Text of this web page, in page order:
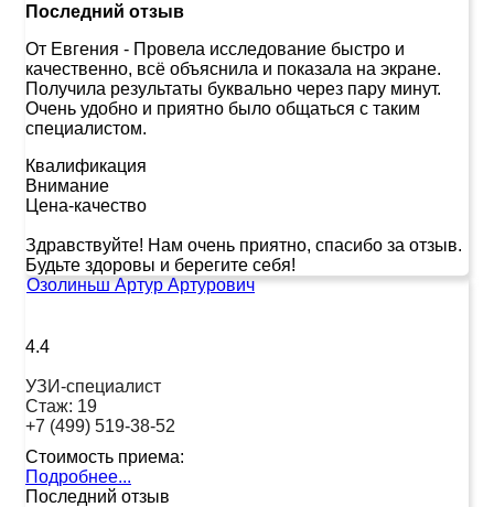
Последний отзыв
От Евгения - Провела исследование быстро и
качественно, всё объяснила и показала на экране.
Получила результаты буквально через пару минут.
Очень удобно и приятно было общаться с таким
специалистом.
Квалификация
Внимание
Цена-качество
Здравствуйте! Нам очень приятно, спасибо за отзыв.
Будьте здоровы и берегите себя!
Озолиньш Артур Артурович
4.4
УЗИ-специалист
Стаж: 19
+7 (499) 519-38-52
Стоимость приема:
Подробнее...
Последний отзыв